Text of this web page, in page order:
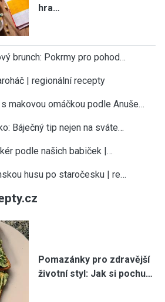
hra…
brunch: Pokrmy pro pohod…
| regionální recepty
makovou omáčkou podle Anuše…
Báječný tip nejen na sváte…
podle našich babiček |…
husu po staročesku | re…
Pomazánky pro zdravější
životní styl: Jak si pochu…